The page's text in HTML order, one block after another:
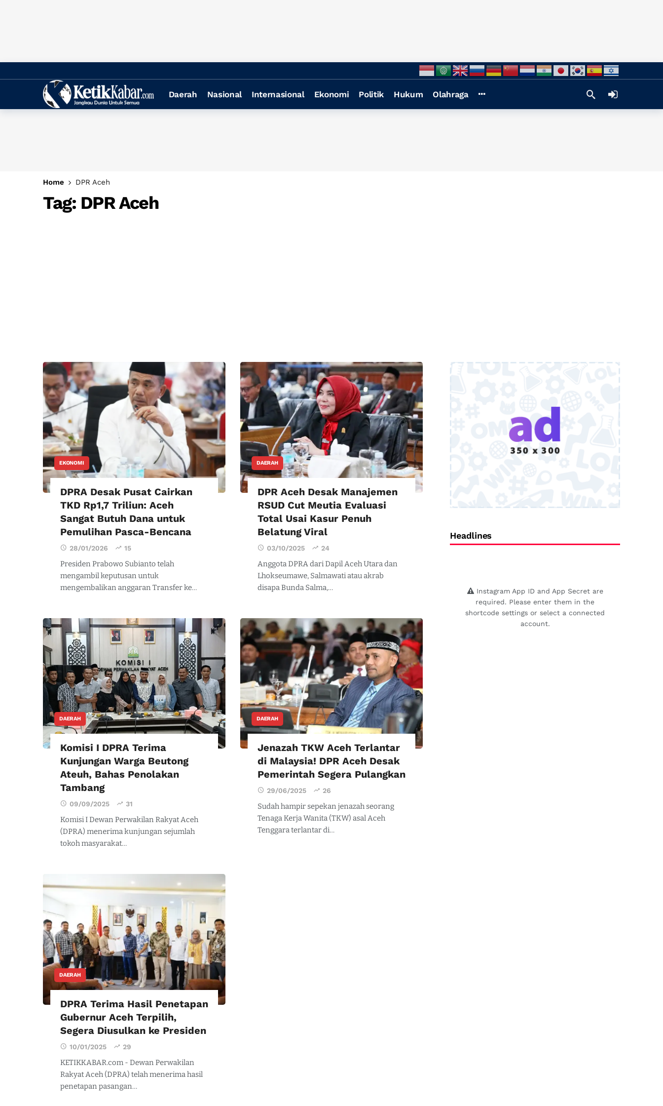
Daerah Nasional Internasional Ekonomi Politik Hukum Olahraga
Home DPR Aceh
Tag: DPR Aceh
EKONOMI
DPRA Desak Pusat Cairkan
TKD Rp1,7 Triliun: Aceh
Sangat Butuh Dana untuk
Pemulihan Pasca-Bencana
28/01/2026 15
Presiden Prabowo Subianto telah
mengambil keputusan untuk
mengembalikan anggaran Transfer ke…
DAERAH
DPR Aceh Desak Manajemen
RSUD Cut Meutia Evaluasi
Total Usai Kasur Penuh
Belatung Viral
03/10/2025 24
Anggota DPRA dari Dapil Aceh Utara dan
Lhokseumawe, Salmawati atau akrab
disapa Bunda Salma,…
DAERAH
Komisi I DPRA Terima
Kunjungan Warga Beutong
Ateuh, Bahas Penolakan
Tambang
09/09/2025 31
Komisi I Dewan Perwakilan Rakyat Aceh
(DPRA) menerima kunjungan sejumlah
tokoh masyarakat…
DAERAH
Jenazah TKW Aceh Terlantar
di Malaysia! DPR Aceh Desak
Pemerintah Segera Pulangkan
29/06/2025 26
Sudah hampir sepekan jenazah seorang
Tenaga Kerja Wanita (TKW) asal Aceh
Tenggara terlantar di…
DAERAH
DPRA Terima Hasil Penetapan
Gubernur Aceh Terpilih,
Segera Diusulkan ke Presiden
10/01/2025 29
KETIKKABAR.com - Dewan Perwakilan
Rakyat Aceh (DPRA) telah menerima hasil
penetapan pasangan…
Headlines
Instagram App ID and App Secret are
required. Please enter them in the
shortcode settings or select a connected
account.